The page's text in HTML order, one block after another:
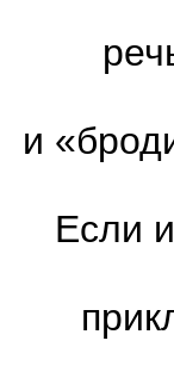
и
Если